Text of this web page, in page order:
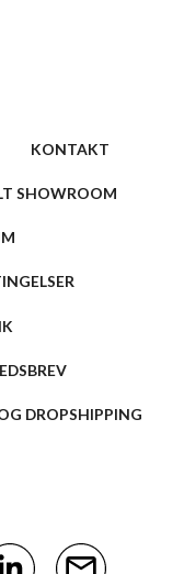
KONTAKT
SHOWROOM
DROPSHIPPING